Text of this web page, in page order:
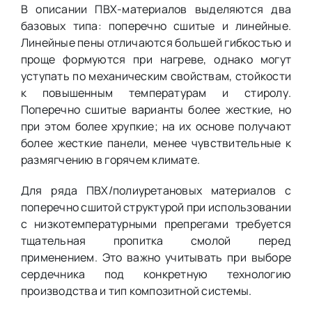
В описании ПВХ-материалов выделяются два
базовых типа: поперечно сшитые и линейные.
Линейные пены отличаются большей гибкостью и
проще формуются при нагреве, однако могут
уступать по механическим свойствам, стойкости
к повышенным температурам и стиролу.
Поперечно сшитые варианты более жесткие, но
при этом более хрупкие; на их основе получают
более жесткие панели, менее чувствительные к
размягчению в горячем климате.
Для ряда ПВХ/полиуретановых материалов с
поперечно сшитой структурой при использовании
с низкотемпературными препрегами требуется
тщательная пропитка смолой перед
применением. Это важно учитывать при выборе
сердечника под конкретную технологию
производства и тип композитной системы.